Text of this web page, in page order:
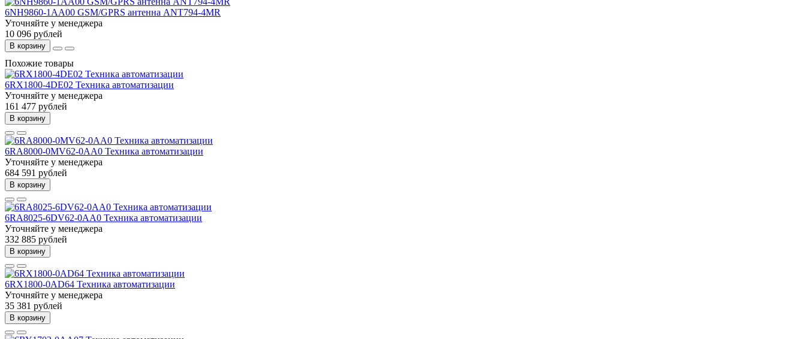
6NH9860-1AA00 GSM/GPRS антенна ANT794-4MR
Уточняйте у менеджера
10 096 рублей
В корзину
Похожие товары
6RX1800-4DE02 Техника автоматизации
Уточняйте у менеджера
161 477 рублей
В корзину
6RA8000-0MV62-0AA0 Техника автоматизации
Уточняйте у менеджера
684 591 рублей
В корзину
6RA8025-6DV62-0AA0 Техника автоматизации
Уточняйте у менеджера
332 885 рублей
В корзину
6RX1800-0AD64 Техника автоматизации
Уточняйте у менеджера
35 381 рублей
В корзину